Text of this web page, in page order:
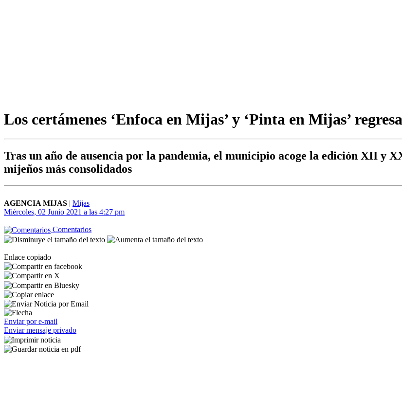
Los certámenes ‘Enfoca en Mijas’ y ‘Pinta en Mijas’
Tras un año de ausencia por la pandemia, el municipio acoge la edición XII y
mijeños más consolidados
AGENCIA MIJAS | Mijas
Miércoles, 02 Junio 2021 a las 4:27 pm
Comentarios
Enlace copiado
Enviar por e-mail
Enviar mensaje privado